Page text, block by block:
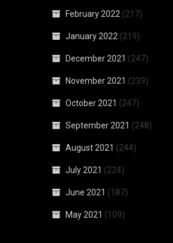
February 2022 (217)
January 2022 (219)
December 2021 (247)
November 2021 (239)
October 2021 (247)
September 2021 (248)
August 2021 (244)
July 2021 (224)
June 2021 (187)
May 2021 (109)